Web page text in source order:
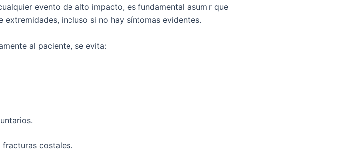
evento de alto impacto, es fundamental asumir que
extremidades, incluso si no hay síntomas evidentes.
al paciente, se evita:
fracturas costales.